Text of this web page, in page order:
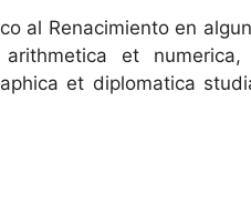
al Renacimiento en
et numerica,
et diplomatica